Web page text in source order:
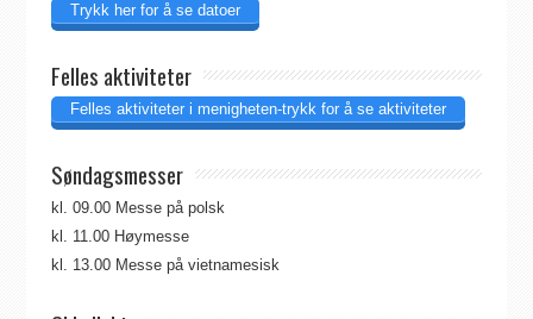
Trykk her for å se datoer
Felles aktiviteter
Felles aktiviteter i menigheten-trykk for å se aktiviteter
Søndagsmesser
kl. 09.00 Messe på polsk
kl. 11.00 Høymesse
kl. 13.00 Messe på vietnamesisk